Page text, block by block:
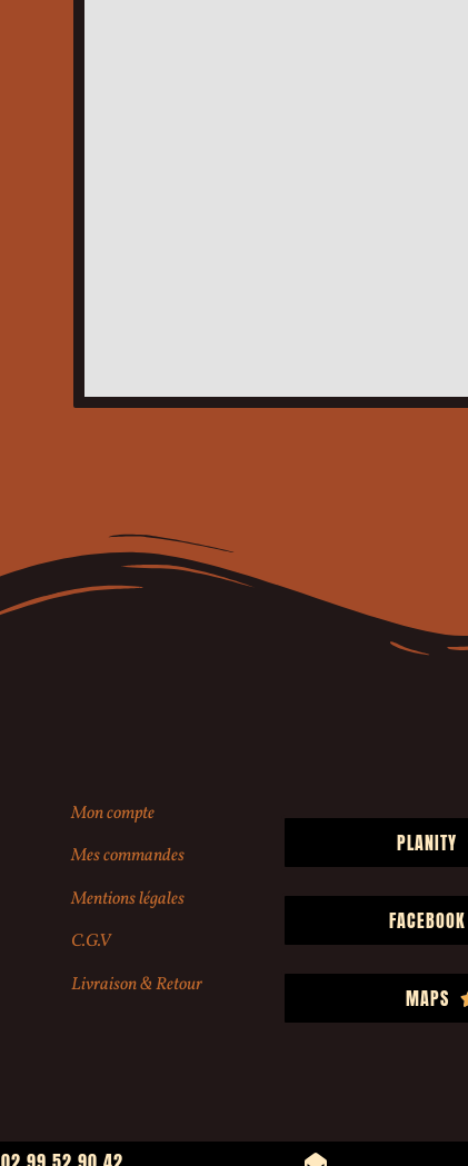
Mon compte
Mes commandes
Mentions légales
C.G.V
Livraison & Retour
PLANITY
FACEBOOK
MAPS